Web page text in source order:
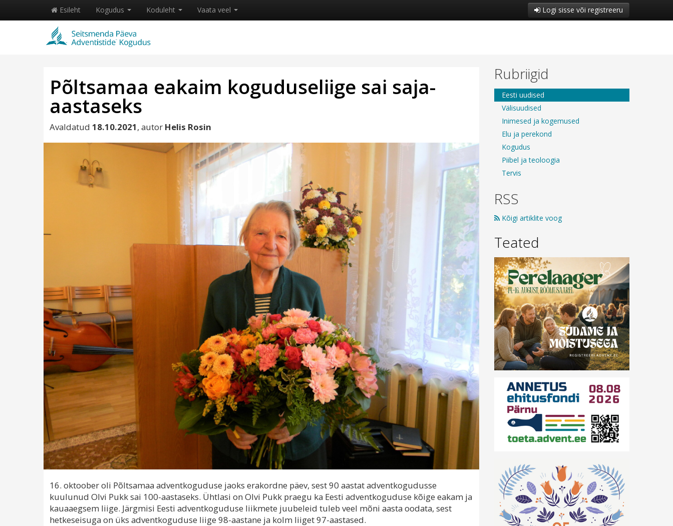
Esileht Kogudus Koduleht Vaata veel Logi sisse või registreeru
Põltsamaa eakaim koguduseliige sai saja-
aastaseks
Avaldatud 18.10.2021, autor Helis Rosin
16. oktoober oli Põltsamaa adventkoguduse jaoks erakordne päev, sest 90 aastat adventkogudusse
kuulunud Olvi Pukk sai 100-aastaseks. Ühtlasi on Olvi Pukk praegu ka Eesti adventkoguduse kõige eakam ja
kauaaegsem liige. Järgmisi Eesti adventkoguduse liikmete juubeleid tuleb veel mõni aasta oodata, sest
hetkeseisuga on üks adventkoguduse liige 98-aastane ja kolm liiget 97-aastased.
Rubriigid
Eesti uudised
Välisuudised
Inimesed ja kogemused
Elu ja perekond
Kogudus
Piibel ja teoloogia
Tervis
RSS
Kõigi artiklite voog
Teated